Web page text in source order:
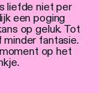
liefde niet per
een poging
op geluk. Tot
fantasie.
op het